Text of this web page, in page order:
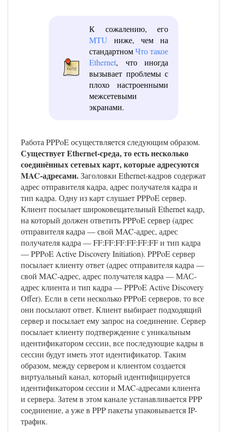
К сожалению, его
MTU ниже, чем на
стандартномЧто такое
Ethernet, что иногда
вызывает проблемы с
плохо настроенными
межсетевыми
экранами.
Работа PPPoE осуществляется следующим образом.
Существует Ethernet-среда, то есть несколько
соединённых сетевых карт, которые адресуются
MAC-адресами.Заголовки Ethernet-кадров содержат
адрес отправителя кадра, адрес получателя кадра и
тип кадра. Одну из карт слушает PPPoE сервер.
Клиент посылает широковещательный Ethernet кадр,
на который должен ответить PPPoE сервер (адрес
отправителя кадра — свой MAC-адрес, адрес
получателя кадра — FF:FF:FF:FF:FF:FF и тип кадра
— PPPoE Active Discovery Initiation). PPPoE сервер
посылает клиенту ответ (адрес отправителя кадра —
свой MAC-адрес, адрес получателя кадра — МАС-
адрес клиента и тип кадра — PPPoE Active Discovery
Offer). Если в сети несколько PPPoE серверов, то все
они посылают ответ. Клиент выбирает подходящий
сервер и посылает ему запрос на соединение. Сервер
посылает клиенту подтверждение с уникальным
идентификатором сессии, все последующие кадры в
сессии будут иметь этот идентификатор. Таким
образом, между сервером и клиентом создается
виртуальный канал, который идентифицируется
идентификатором сессии и MAC-адресами клиента
и сервера. Затем в этом канале устанавливается PPP
соединение, а уже в PPP пакеты упаковывается IP-
трафик.